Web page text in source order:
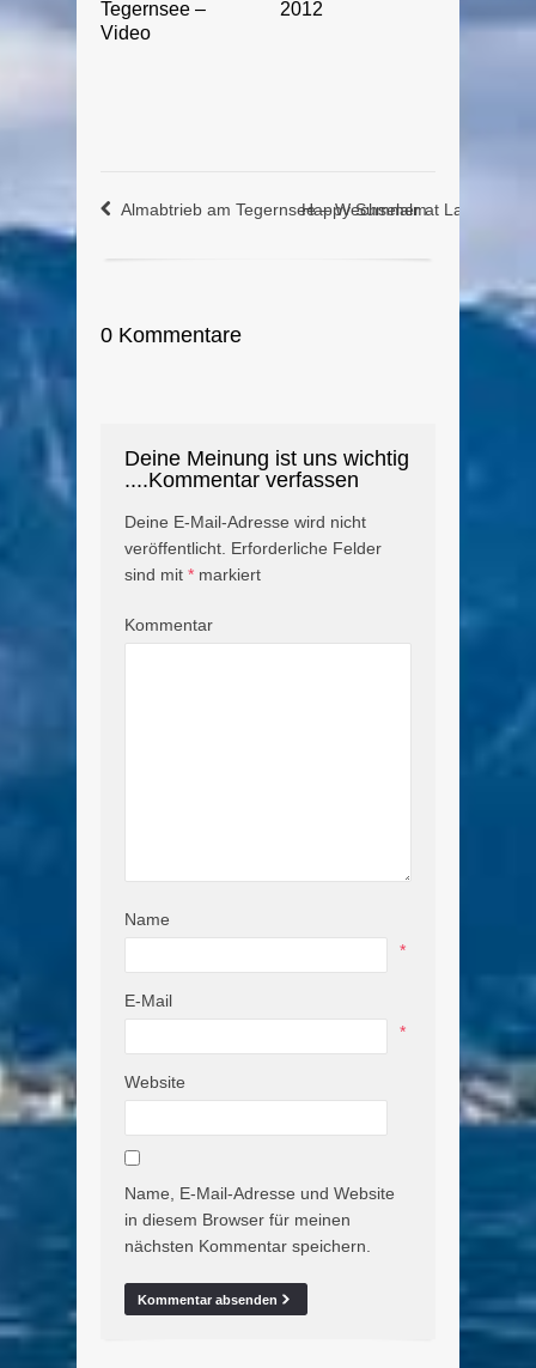
Tegernsee –
Video
2012
Almabtrieb am Tegernsee – Wechselalm
Happy Summer at Lake
0 Kommentare
Deine Meinung ist uns wichtig
....Kommentar verfassen
Deine E-Mail-Adresse wird nicht
veröffentlicht. Erforderliche Felder
sind mit * markiert
Kommentar
Name
*
E-Mail
*
Website
Name, E-Mail-Adresse und Website
in diesem Browser für meinen
nächsten Kommentar speichern.